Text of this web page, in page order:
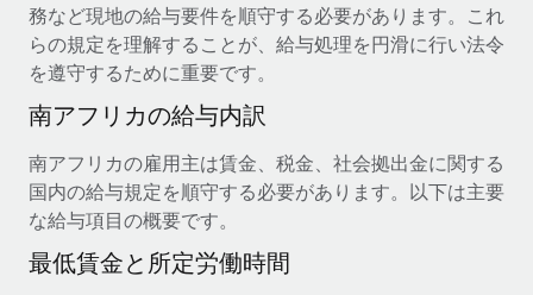
バックグラウンドチェック
候補者の選考プロセスをシンプルに
Compliance Watchtower
デバイス管理
ITデバイスを世界規模で提供・管理
法人設立
活用事例
サポートを依頼する
すべてのリソースを表示する
グローバル給与処理
EORおよびPEO
務など現地の給与要件を順守する必要があります。これ
らの規定を理解することが、給与処理を円滑に行い法令
を遵守するために重要です。
南アフリカの給与内訳
南アフリカの雇用主は賃金、税金、社会拠出金に関する
国内の給与規定を順守する必要があります。以下は主要
な給与項目の概要です。
最低賃金と所定労働時間